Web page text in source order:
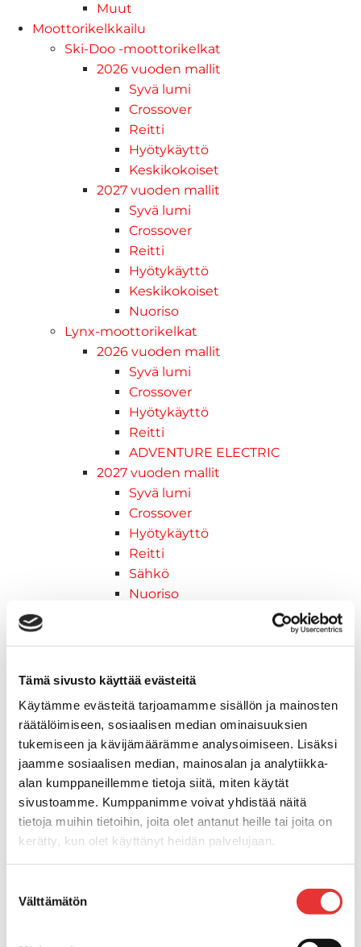
Tämä sivusto käyttää evästeitä
Käytämme evästeitä tarjoamamme sisällön ja mainosten
räätälöimiseen, sosiaalisen median ominaisuuksien
tukemiseen ja kävijämäärämme analysoimiseen. Lisäksi
jaamme sosiaalisen median, mainosalan ja analytiikka-
alan kumppaneillemme tietoja siitä, miten käytät
sivustoamme. Kumppanimme voivat yhdistää näitä
tietoja muihin tietoihin, joita olet antanut heille tai joita on
kerätty, kun olet käyttänyt heidän palvelujaan.
valinta
Välttämätön
Muut
Moottorikelkkailu
Ski-Doo -moottorikelkat
2026 vuoden mallit
Syvä lumi
Crossover
Reitti
Hyötykäyttö
Keskikokoiset
2027 vuoden mallit
Syvä lumi
Crossover
Reitti
Hyötykäyttö
Keskikokoiset
Nuoriso
Lynx-moottorikelkat
2026 vuoden mallit
Syvä lumi
Crossover
Hyötykäyttö
Reitti
ADVENTURE ELECTRIC
2027 vuoden mallit
Syvä lumi
Crossover
Hyötykäyttö
Reitti
Sähkö
Nuoriso
Ajolasit
Kelkkatarvikkeet
Kengät
Kypärät
Lynx
Lynx ajovarusteet
Ajohousut
Ajotakit